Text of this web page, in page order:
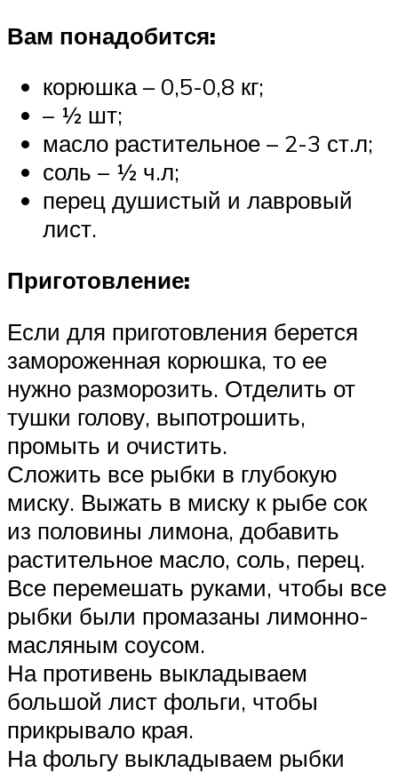
Вам понадобится:
корюшка – 0,5-0,8 кг;
– ½ шт;
масло растительное – 2-3 ст.л;
соль – ½ ч.л;
перец душистый и лавровый
лист.
Приготовление:
Если для приготовления берется
замороженная корюшка, то ее
нужно разморозить. Отделить от
тушки голову, выпотрошить,
промыть и очистить.
Сложить все рыбки в глубокую
миску. Выжать в миску к рыбе сок
из половины лимона, добавить
растительное масло, соль, перец.
Все перемешать руками, чтобы все
рыбки были промазаны лимонно-
масляным соусом.
На противень выкладываем
большой лист фольги, чтобы
прикрывало края.
На фольгу выкладываем рыбки